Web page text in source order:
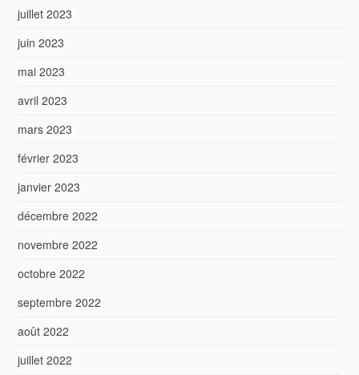
juillet 2023
juin 2023
mai 2023
avril 2023
mars 2023
février 2023
janvier 2023
décembre 2022
novembre 2022
octobre 2022
septembre 2022
août 2022
juillet 2022